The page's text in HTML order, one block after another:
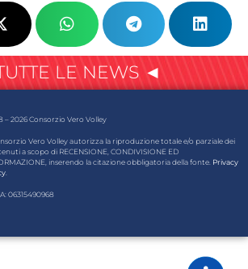
LE NEWS ◄
– 2026 Consorzio Vero Volley
Vero Volley autorizza la riproduzione totale e/o parziale dei
a scopo di RECENSIONE, CONDIVISIONE ED
inserendo la citazione obbligatoria della fonte. Privacy
06315490968